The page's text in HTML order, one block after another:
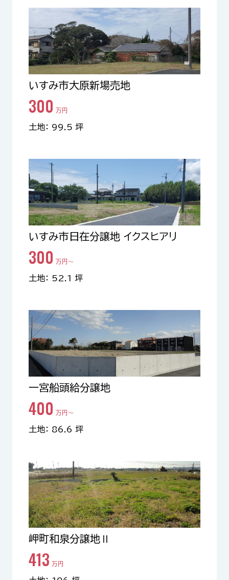
いすみ市大原新場売地
300 万円
土地： 99.5 坪
いすみ市日在分譲地 イクスヒアリ
300 万円〜
土地： 52.1 坪
一宮船頭給分譲地
400 万円〜
土地： 86.6 坪
岬町和泉分譲地Ⅱ
413 万円